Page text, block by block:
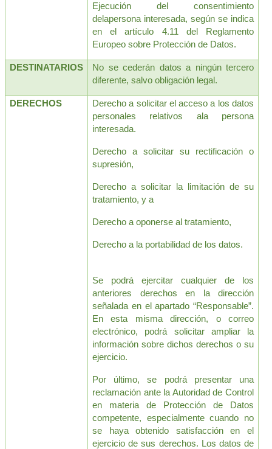
Ejecución del consentimiento
delapersona interesada, según se indica
en el artículo 4.11 del Reglamento
Europeo sobre Protección de Datos.
DESTINATARIOS
No se cederán datos a ningún tercero
diferente, salvo obligación legal.
DERECHOS
Derecho a solicitar el acceso a los datos
personales relativos ala persona
interesada.
Derecho a solicitar su rectificación o
supresión,
Derecho a solicitar la limitación de su
tratamiento, y a
Derecho a oponerse al tratamiento,
Derecho a la portabilidad de los datos.
Se podrá ejercitar cualquier de los
anteriores derechos en la dirección
señalada en el apartado “Responsable”.
En esta misma dirección, o correo
electrónico, podrá solicitar ampliar la
información sobre dichos derechos o su
ejercicio.
Por último, se podrá presentar una
reclamación ante la Autoridad de Control
en materia de Protección de Datos
competente, especialmente cuando no
se haya obtenido satisfacción en el
ejercicio de sus derechos. Los datos de